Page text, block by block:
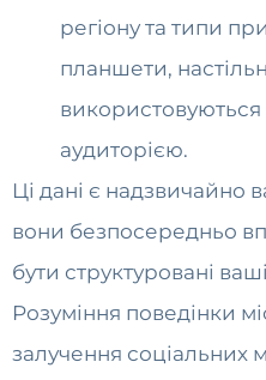
регіону та типи
планшети,
аудиторією.
Ці дані є надзвичайно
вони безпосередньо
бути структуровані
Розуміння поведінки
залучення соціальних